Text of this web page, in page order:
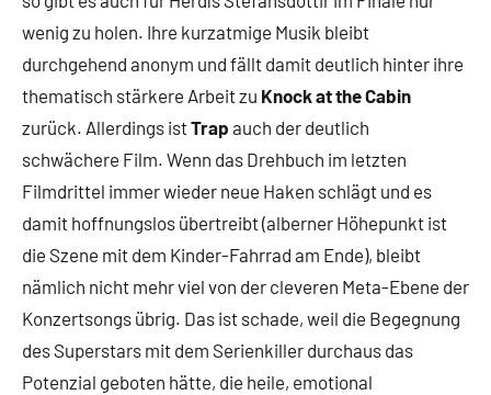
wenig zu holen. Ihre kurzatmige Musik bleibt
durchgehend anonym und fällt damit deutlich hinter ihre
thematisch stärkere Arbeit zu Knock at the Cabin
zurück. Allerdings istTrap auch der deutlich
schwächere Film. Wenn das Drehbuch im letzten
Filmdrittel immer wieder neue Haken schlägt und es
damit hoffnungslos übertreibt (alberner Höhepunkt ist
die Szene mit dem Kinder-Fahrrad am Ende), bleibt
nämlich nicht mehr viel von der cleveren Meta-Ebene der
Konzertsongs übrig. Das ist schade, weil die Begegnung
des Superstars mit dem Serienkiller durchaus das
Potenzial geboten hätte, die heile, emotional